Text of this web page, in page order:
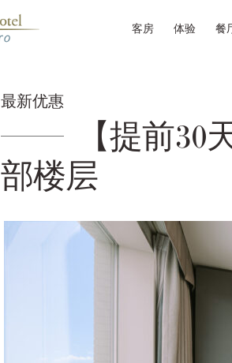
客房 体验 餐
最新优惠
【提前30
部楼层